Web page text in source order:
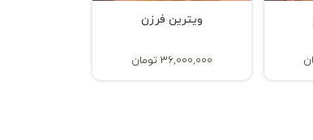
ویترین فرزن
36,000,000 تومان